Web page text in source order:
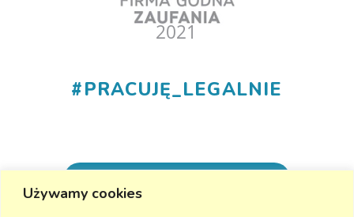
Używamy cookies
#PRACUJĘ_LEGALNIE
+48 530 555 015